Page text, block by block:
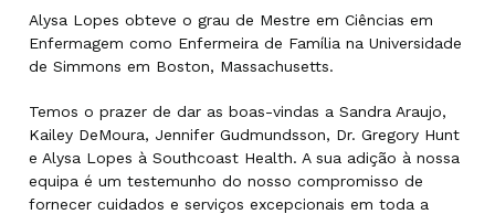
Alysa Lopes obteve o grau de Mestre em Ciências em
Enfermagem como Enfermeira de Família na Universidade
de Simmons em Boston, Massachusetts.
Temos o prazer de dar as boas-vindas a Sandra Araujo,
Kailey DeMoura, Jennifer Gudmundsson, Dr. Gregory Hunt
e Alysa Lopes à Southcoast Health. A sua adição à nossa
equipa é um testemunho do nosso compromisso de
fornecer cuidados e serviços excepcionais em toda a